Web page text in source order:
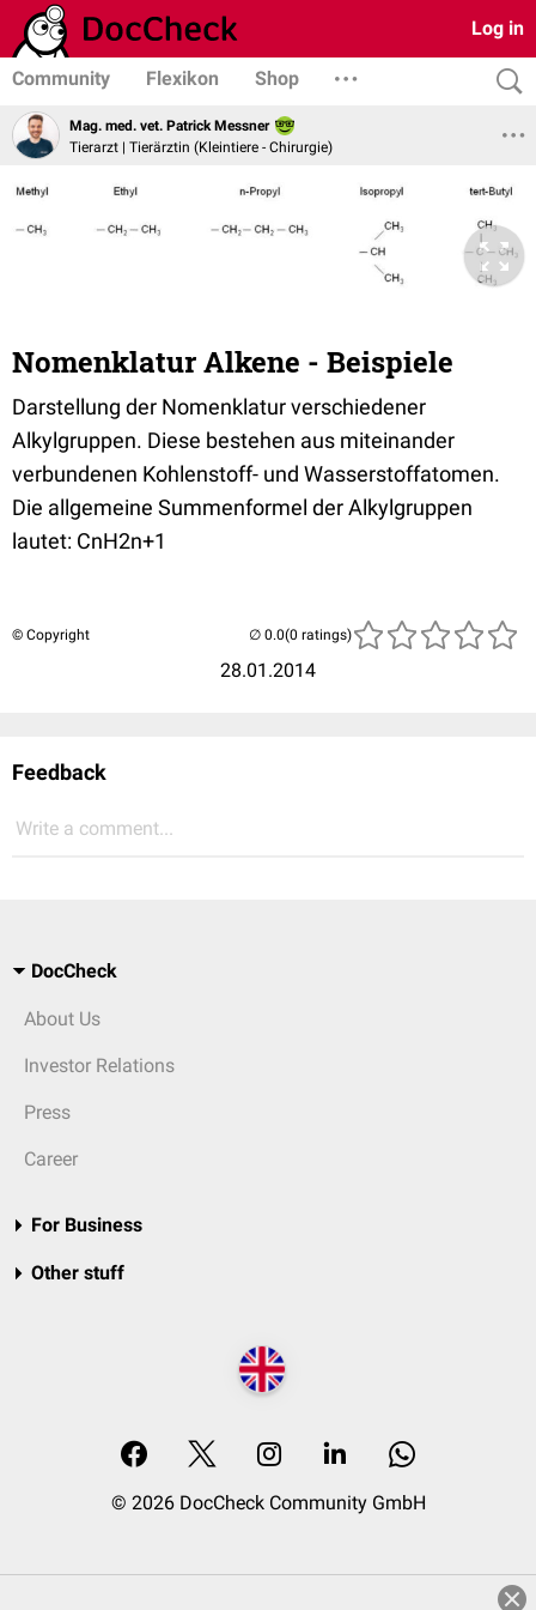
Log in
Community Flexikon Shop
Mag. med. vet. Patrick Messner
Tierarzt | Tierärztin (Kleintiere - Chirurgie)
Nomenklatur Alkene - Beispiele
Darstellung der Nomenklatur verschiedener
Alkylgruppen. Diese bestehen aus miteinander
verbundenen Kohlenstoff- und Wasserstoffatomen.
Die allgemeine Summenformel der Alkylgruppen
lautet: CnH2n+1
© Copyright
28.01.2014
(0 ratings)
Feedback
Write a comment...
DocCheck
About Us
Investor Relations
Press
Career
For Business
Other stuff
© 2026 DocCheck Community GmbH